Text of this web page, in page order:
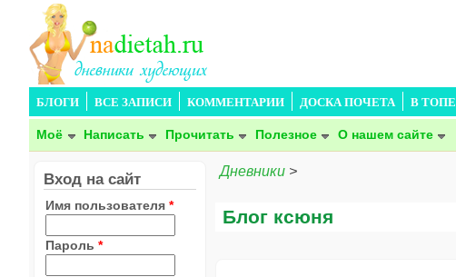
БЛОГИ ВСЕ ЗАПИСИ КОММЕНТАРИИ ДОСКА ПОЧЕТА В ТОПЕ
Моё Написать Прочитать Полезное О нашем сайте
Дневники >
Блог ксюня
Вход на сайт
Имя пользователя *
Пароль *